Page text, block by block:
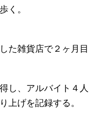
く。
た雑貨店で２ヶ月目
し、アルバイト４人
上げを記録する。